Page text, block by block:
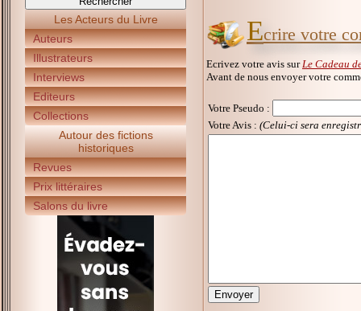
Les Acteurs du Livre
Auteurs
Illustrateurs
Interviews
Editeurs
Collections
Autour des fictions
historiques
Revues
Prix littéraires
Salons du livre
Ecrire votre
Ecrivez votre avis sur Le Cadeau
Avant de nous envoyer votre
Votre Pseudo :
Votre Avis : (Celui-ci sera